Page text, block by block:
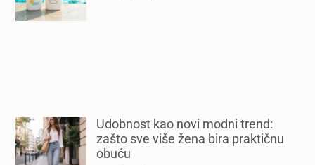
Udobnost kao novi modni trend:
zašto sve više žena bira praktičnu
obuću